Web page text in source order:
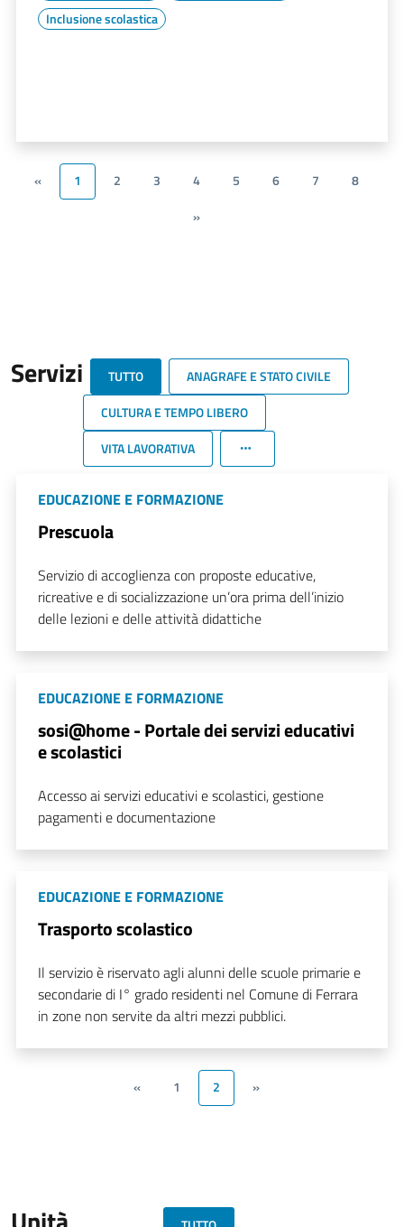
Inclusione scolastica
« 1 2 3 4 5 6 7
8
»
Servizi TUTTO
ANAGRAFE E STATO CIVILE
CULTURA E TEMPO LIBERO
VITA LAVORATIVA
EDUCAZIONE E FORMAZIONE
Prescuola
Servizio di accoglienza con proposte educative,
ricreative e di socializzazione un’ora prima dell’inizio
delle lezioni e delle attività didattiche
EDUCAZIONE E FORMAZIONE
sosi@home - Portale dei servizi educativi
e scolastici
Accesso ai servizi educativi e scolastici, gestione
pagamenti e documentazione
EDUCAZIONE E FORMAZIONE
Trasporto scolastico
Il servizio è riservato agli alunni delle scuole primarie e
secondarie di I° grado residenti nel Comune di Ferrara
in zone non servite da altri mezzi pubblici.
« 1 2 »